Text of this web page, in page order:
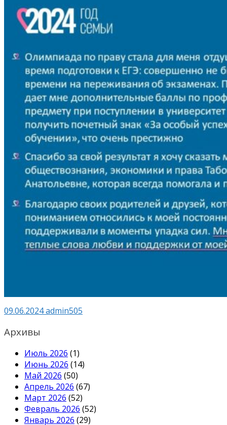
09.06.2024admin505
Архивы
Июль 2026 (1)
Июнь 2026 (14)
Май 2026 (50)
Апрель 2026 (67)
Март 2026 (52)
Февраль 2026 (52)
Январь 2026 (29)